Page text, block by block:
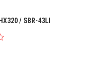
/ SBR-43LI